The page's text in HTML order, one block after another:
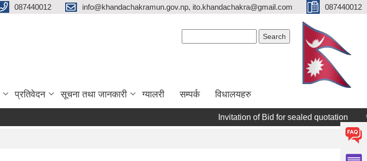
087440012 info@khandachakramun.gov.np, ito.khandachakra@gmail.com 087440012
प्रतिवेदन सूचना तथा जानकारी ग्यालरी सम्पर्क विधालयहरु
Invitation of Bid for sealed quotation